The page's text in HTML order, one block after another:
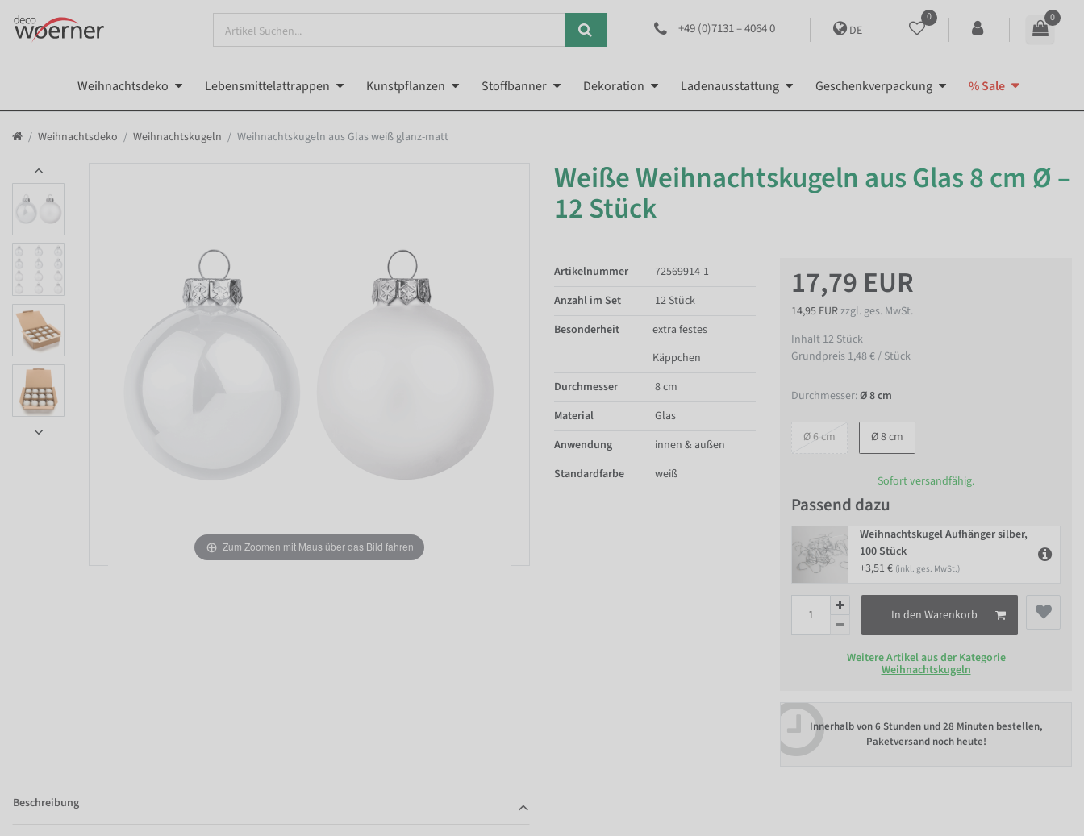
+49 (0)7131 – 4064 0 DE
0 0
Weihnachtsdeko Lebensmittelattrappen Kunstpflanzen Stoffbanner Dekoration Ladenausstattung Geschenkverpackung % Sale
Weihnachtsdeko Weihnachtskugeln Weihnachtskugeln aus Glas weiß glanz-matt
Zum Zoomen mit Maus über das Bild fahren
Weiße Weihnachtskugeln aus Glas 8 cm Ø –
12 Stück
17,79 EUR
14,95 EURzzgl. ges. MwSt.
Inhalt 12 Stück
Grundpreis 1,48 € / Stück
Durchmesser:Ø 8 cm
Ø 6 cm Ø 8 cm
Sofort versandfähig.
Passend dazu
Weihnachtskugel Aufhänger silber,
100 Stück
+3,51 € (inkl. ges. MwSt.)
In den Warenkorb
Weitere Artikel aus der Kategorie
Weihnachtskugeln
Innerhalb von6 Stunden und 28 Minuten bestellen,
Paketversand noch heute!
Artikelnummer
72569914-1
Anzahl im Set
12 Stück
Besonderheit
extra festes
Käppchen
Durchmesser
8 cm
Material
Glas
Anwendung
innen & außen
Standardfarbe
weiß
Beschreibung